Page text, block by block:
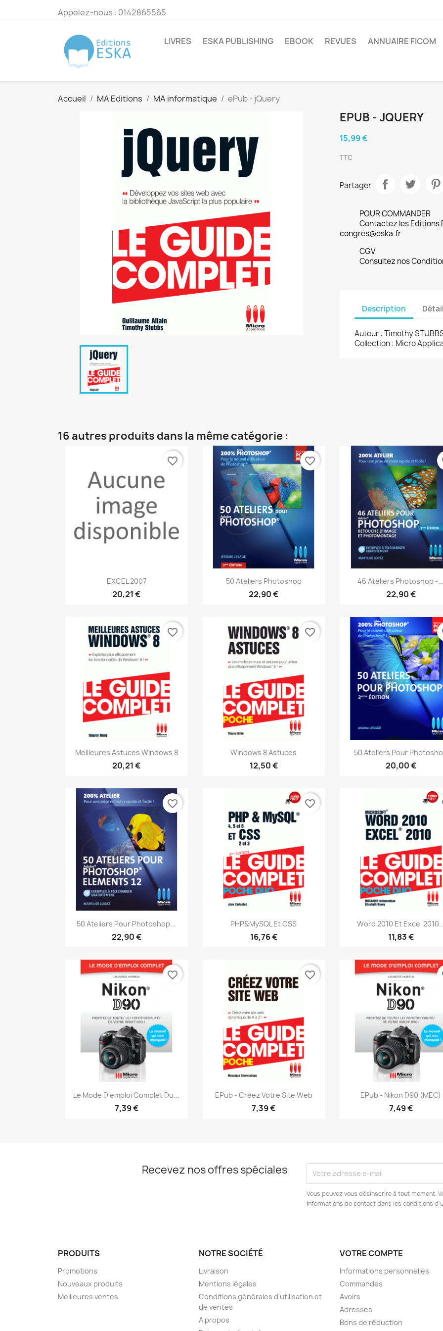
Appelez-nous : 0142865565
LIVRES ESKA PUBLISHING EBOOK REVUES ANNUAIRE FICOM
Accueil MA Editions MA informatique ePub - jQuery
EPUB - JQUERY
15,99 €
TTC
Partager
POUR COMMANDER
Contactez les Editions
congres@eska.fr
CGV
Consultez nos
Description
Auteur : Timothy
Collection : Micro
16 autres produits dans la même catégorie :
Aperçu rapide
EXCEL 2007
20,21 €
favorite_border
Aperçu rapide
50 Ateliers Photoshop
22,90 €
favorite_border
Aperçu rapide
46 Ateliers Photoshop -...
22,90 €
Aperçu rapide
Meilleures Astuces Windows 8
20,21 €
favorite_border
Aperçu rapide
Windows 8 Astuces
12,50 €
favorite_border
Aperçu rapide
50 Ateliers Pour
20,00 €
Aperçu rapide
50 Ateliers Pour Photoshop...
22,90 €
favorite_border
Aperçu rapide
PHP&MySQL Et CSS
16,76 €
favorite_border
Aperçu rapide
Word 2010 Et Excel
11,83 €
Aperçu rapide
Le Mode D'emploi Complet Du...
7,39 €
favorite_border
Aperçu rapide
EPub - Créez Votre Site Web
7,39 €
favorite_border
 Aperçu rapide
EPub - Nikon D90 (MEC)
7,49 €
Recevez nos offres spéciales
Vous pouvez vous désinscrire à tout moment.
informations de contact dans les conditions
PRODUITS
Promotions
Nouveaux produits
Meilleures ventes
NOTRE SOCIÉTÉ
Livraison
Mentions légales
Conditions générales d'utilisation et
de ventes
A propos
VOTRE COMPTE
Informations personnelles
Commandes
Avoirs
Adresses
Bons de réduction